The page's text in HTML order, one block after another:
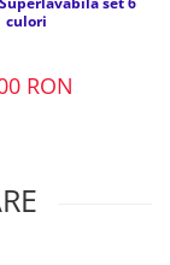
culori
RON